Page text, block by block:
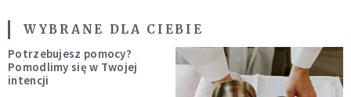
WYBRANE DLA CIEBIE
Potrzebujesz pomocy?
Pomodlimy się w Twojej
intencji